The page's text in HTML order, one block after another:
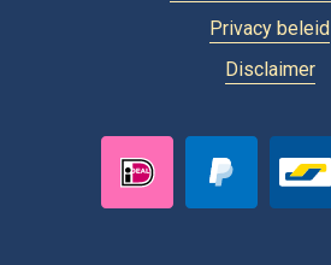
Privacy beleid
Disclaimer